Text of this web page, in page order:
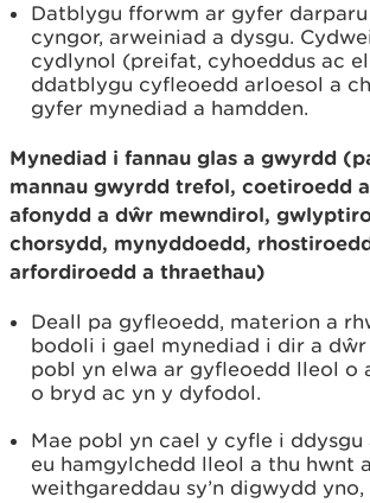
Datblygu fforwm ar gyfer darparu
cyngor, arweiniad a dysgu.
cydlynol (preifat, cyhoeddus ac
ddatblygu cyfleoedd arloesol a
gyfer mynediad a hamdden.
Mynediad i fannau glas a gwyrdd
mannau gwyrdd trefol, coetiroedd
afonydd a dŵr mewndirol,
chorsydd, mynyddoedd,
arfordiroedd a thraethau)
Deall pa gyfleoedd, materion a
bodoli i gael mynediad i dir a dŵr
pobl yn elwa ar gyfleoedd lleol o
o bryd ac yn y dyfodol.
Mae pobl yn cael y cyfle i ddysgu
eu hamgylchedd lleol a thu hwnt
weithgareddau sy’n digwydd yno,